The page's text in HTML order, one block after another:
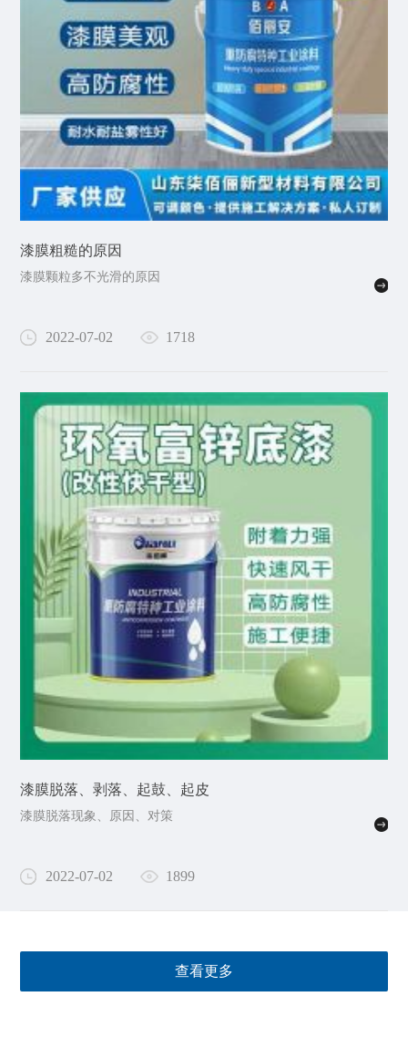
漆膜粗糙的原因
漆膜颗粒多不光滑的原因
2022-07-02 1718
漆膜脱落、剥落、起鼓、起皮
漆膜脱落现象、原因、对策
2022-07-02 1899
查看更多